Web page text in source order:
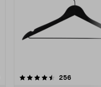
256
4.5av 5 stjerner